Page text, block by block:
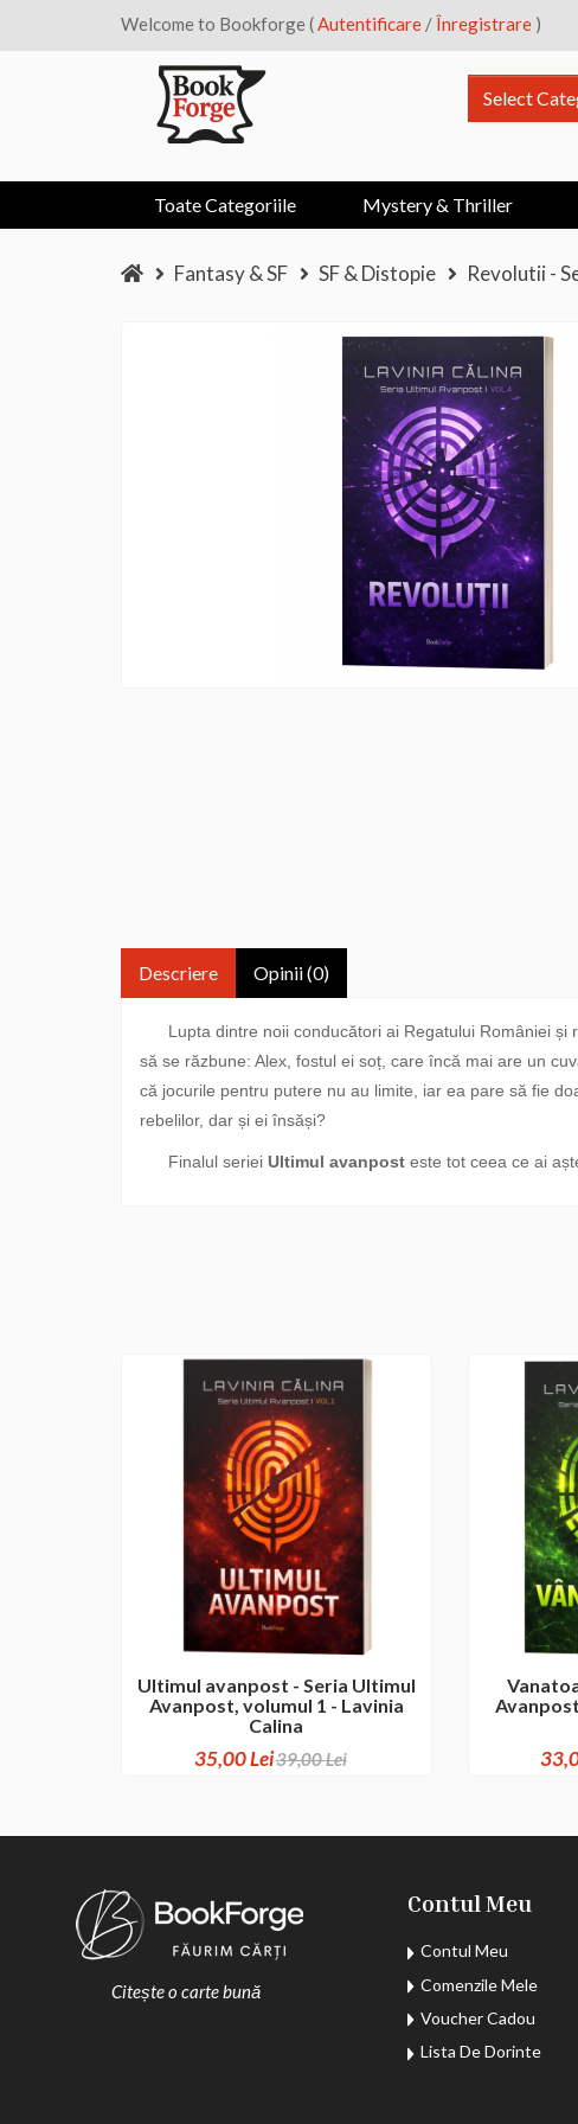
Welcome to Bookforge (Autentificare /Înregistrare )
Select
Toate Categoriile Mystery & Thriller
Fantasy & SF SF & Distopie Revolutii -
Descriere Opinii (0)
Lupta dintre noii conducători ai Regatului României și
să se răzbune: Alex, fostul ei soț, care încă mai are un
că jocurile pentru putere nu au limite, iar ea pare să fie
rebelilor, dar și ei însăși?
Finalul seriei Ultimul avanpost este tot ceea ce ai
Ultimul avanpost - Seria Ultimul
Avanpost, volumul 1 - Lavinia
Calina
35,00 Lei39,00 Lei
Citește o carte bună
Contul Meu
Contul Meu
Comenzile Mele
Voucher Cadou
Lista De Dorinte